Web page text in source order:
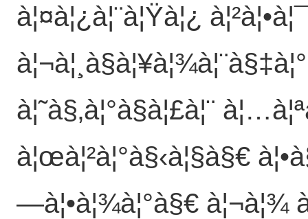
à¦¤à¦¿à¦¨à¦Ÿà¦¿
à¦˜à§‚à¦°à§à¦£à¦¨
à¦œà¦²à¦°à§‹à¦§à§€
—à¦•à¦¾à¦°à§€ à¦¬à¦¾